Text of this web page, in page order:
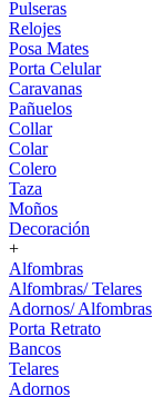
Pulseras
Relojes
Posa Mates
Porta Celular
Caravanas
Pañuelos
Collar
Colar
Colero
Taza
Moños
Decoración
+
Alfombras
Alfombras/ Telares
Adornos/ Alfombras
Porta Retrato
Bancos
Telares
Adornos